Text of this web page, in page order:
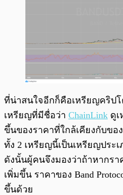
ที่น่าสนใจอีกก็คือเหรียญคริป
เหรียญที่มีชื่อว่า ChainLink ดู
ขึ้นของราคาที่ใกล้เคียงกับขอ
ทั้ง 2 เหรียญนี้เป็นเหรียญประเ
ดังนั้นผู้คนจึงมองว่าถ้าหากรา
เพิ่มขึ้น ราคาของ Band
ขึ้นด้วย